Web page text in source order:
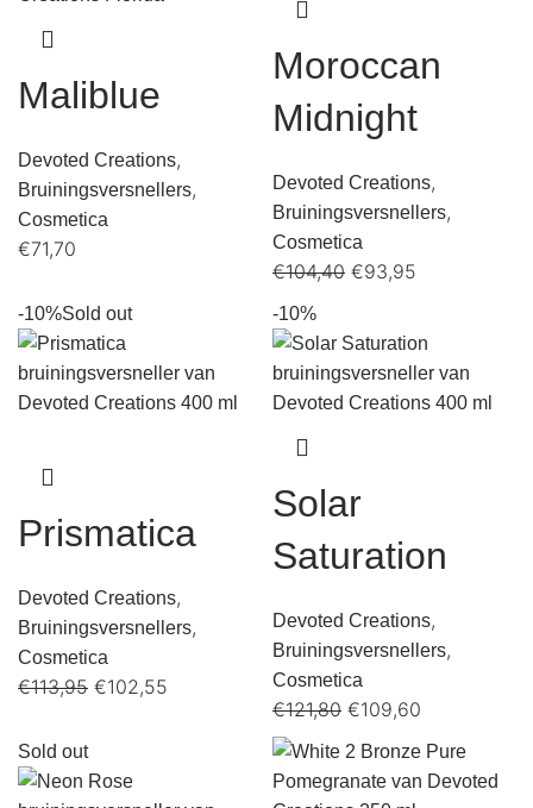
Maliblue
Devoted Creations,
Bruiningsversnellers,
Cosmetica
€71,70
Moroccan
Midnight
Devoted Creations,
Bruiningsversnellers,
Cosmetica
€104,40 €93,95
-10%Sold out
Prismatica
Devoted Creations,
Bruiningsversnellers,
Cosmetica
€113,95 €102,55
-10%
Solar
Saturation
Devoted Creations,
Bruiningsversnellers,
Cosmetica
€121,80 €109,60
Sold out